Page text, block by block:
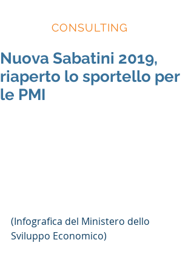
CONSULTING
Nuova Sabatini 2019,
riaperto lo sportello per
le PMI
(Infografica del Ministero dello
Sviluppo Economico)